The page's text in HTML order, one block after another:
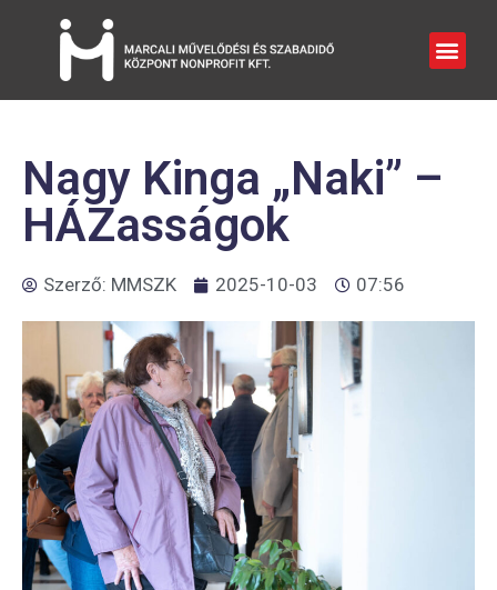
Nagy Kinga „Naki” –
HÁZasságok
Szerző: MMSZK 2025-10-03 07:56